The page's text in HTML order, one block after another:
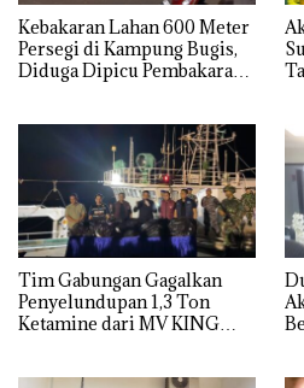
Kebakaran Lahan 600 Meter
Persegi di Kampung Bugis,
Diduga Dipicu Pembakaran
Tim Gabungan Gagalkan
Penyelundupan 1,3 Ton
Ketamine dari MV KING